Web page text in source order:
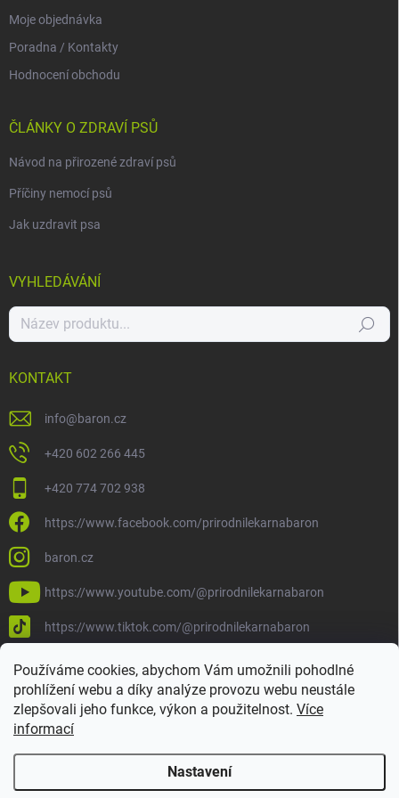
Používáme cookies, abychom Vám umožnili pohodlné
prohlížení webu a díky analýze provozu webu neustále
zlepšovali jeho funkce, výkon a použitelnost. Více
informací
Nastavení
Moje objednávka
Poradna / Kontakty
Hodnocení obchodu
ČLÁNKY O ZDRAVÍ PSŮ
Návod na přirozené zdraví psů
Příčiny nemocí psů
Jak uzdravit psa
VYHLEDÁVÁNÍ
Hledat
KONTAKT
info@baron.cz
+420 602 266 445
+420 774 702 938
https://www.facebook.com/prirodnilekarnabaron
baron.cz
https://www.youtube.com/@prirodnilekarnabaron
https://www.tiktok.com/@prirodnilekarnabaron